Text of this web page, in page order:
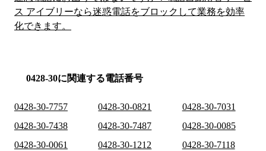
ス アイブリーなら迷惑電話をブロックして業務を効率
化できます。
0428-30に関連する電話番号
0428-30-7757 0428-30-0821
0428-30-7031
0428-30-7438
0428-30-7487
0428-30-0085
0428-30-0061
0428-30-1212
0428-30-7118